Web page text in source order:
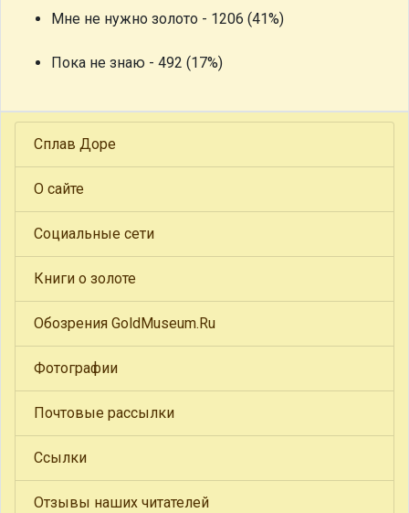
Мне не нужно золото - 1206 (41%)
Пока не знаю - 492 (17%)
Сплав Доре
О сайте
Социальные сети
Книги о золоте
Обозрения GoldMuseum.Ru
Фотографии
Почтовые рассылки
Ссылки
Отзывы наших читателей